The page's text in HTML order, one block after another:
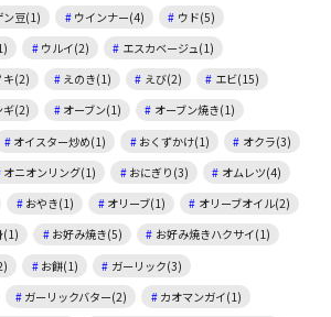
ン豆(1) ウインナー(4)
ウド(5)
ウルイ(2)
エスカベージュ(1)
キ(2) えのき(1) えび(2)
エビ(15)
ギ(2) オーブン(1)
オーブン焼き(1)
オイスター炒め(1) おくずかけ(1)
オクラ(3)
オニオンリング(1) おにぎり(3)
オムレツ(4)
おやき(1) オリーブ(1)
オリーブオイル(2)
(1) お好み焼き(5)
お好み焼きハクサイ(1)
お餅(1)
ガーリック(3)
ガーリックバター(2)
カオマンガイ(1)